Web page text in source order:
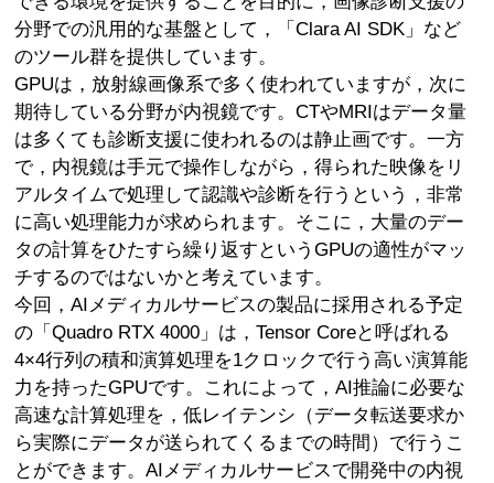
分野での汎用的な基盤として，「Clara AI SDK」など
のツール群を提供しています。
GPUは，放射線画像系で多く使われていますが，次に
期待している分野が内視鏡です。CTやMRIはデータ量
は多くても診断支援に使われるのは静止画です。一方
で，内視鏡は手元で操作しながら，得られた映像をリ
アルタイムで処理して認識や診断を行うという，非常
に高い処理能力が求められます。そこに，大量のデー
タの計算をひたすら繰り返すというGPUの適性がマッ
チするのではないかと考えています。
今回，AIメディカルサービスの製品に採用される予定
の「Quadro RTX 4000」は，Tensor Coreと呼ばれる
4×4行列の積和演算処理を1クロックで行う高い演算能
力を持ったGPUです。これによって，AI推論に必要な
高速な計算処理を，低レイテンシ（データ転送要求か
ら実際にデータが送られてくるまでの時間）で行うこ
とができます。AIメディカルサービスで開発中の内視